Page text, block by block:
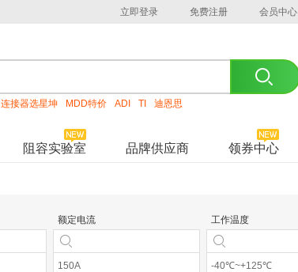
立即登录 免费注册 会员中心
连接器选星坤 MDD特价 ADI TI 迪恩思
阻容实验室 品牌供应商 领券中心
额定电流
150A
工作温度
-40℃~+125℃